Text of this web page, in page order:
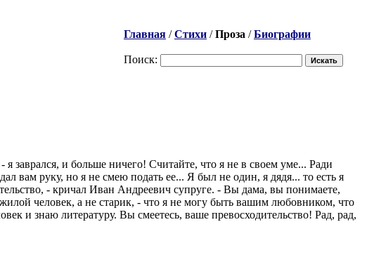
Главная /Стихи /Проза /Биографии
Поиск:
заврался, и больше ничего! Считайте, что я не в своем уме... Ради
вам руку, но я не смею подать ее... Я был не один, я дядя... то есть я
- кричал Иван Андреевич супруге. - Вы дама, вы понимаете,
человек, а не старик, - что я не могу быть вашим любовником, что
и знаю литературу. Вы смеетесь, ваше превосходительство! Рад, рад,